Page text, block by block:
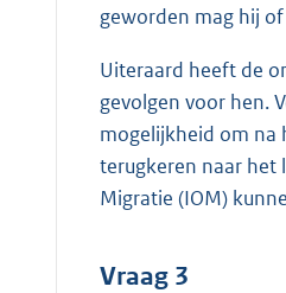
geworden mag hij
Uiteraard heeft de
gevolgen voor hen.
mogelijkheid om na
terugkeren naar het
Migratie (IOM)
Vraag 3